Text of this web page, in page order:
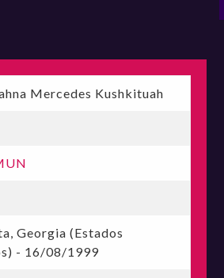
Mercedes Kushkituah
Georgia (Estados
- 16/08/1999